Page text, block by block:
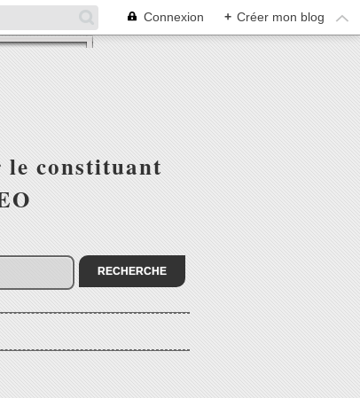
Connexion + Créer mon blog
le constituant